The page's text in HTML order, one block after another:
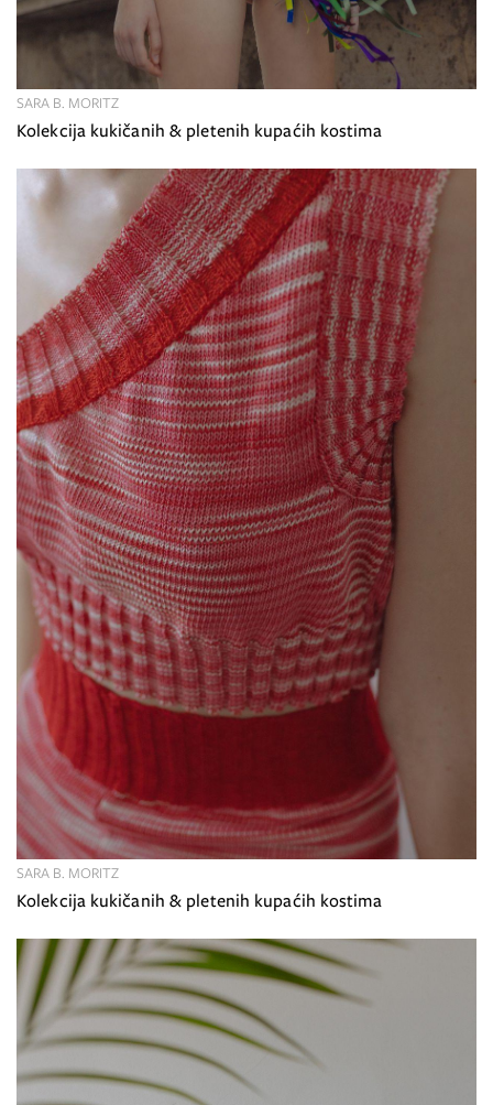
Kolekcija kukičanih & pletenih kupaćih kostima
SARA B. MORITZ
Kolekcija kukičanih & pletenih kupaćih kostima
SARA B. MORITZ